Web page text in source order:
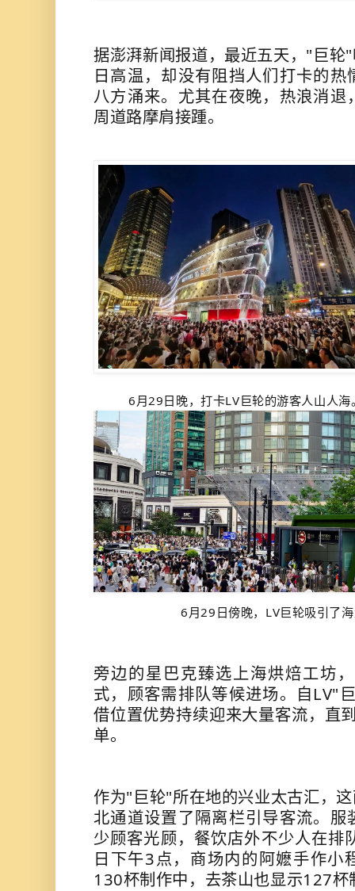
据澎湃新闻报道，最近五天，"巨轮
日高温，却没有阻挡人们打卡的
八方涌来。尤其在夜晚，热浪消
周道路摩肩接踵。
6月29日晚，打卡LV巨轮的游客人山人
6月29日傍晚，LV巨轮吸引了
旁边的星巴克臻选上海烘焙工坊
式，顾客需排队等候进场。自LV"
借位置优势持续迎来大量客流，直
单。
作为"巨轮"所在地的兴业太古汇，
北通道设置了隔离栏引导客流。
少顾客光顾，餐饮店外不少人在排
日下午3点，商场内的阿嬷手作小
130杯制作中，去茶山也显示127杯